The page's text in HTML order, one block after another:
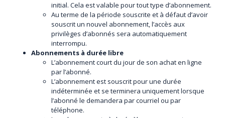
initial. Cela est valable pour tout type d’abonnement.
Au terme de la période souscrite et à défaut d’avoir
souscrit un nouvel abonnement, l’accès aux
privilèges d’abonnés sera automatiquement
interrompu.
Abonnements à durée libre
L’abonnement court du jour de son achat en ligne
par l’abonné.
L’abonnement est souscrit pour une durée
indéterminée et se terminera uniquement lorsque
l’abonné le demandera par courriel ou par
téléphone.